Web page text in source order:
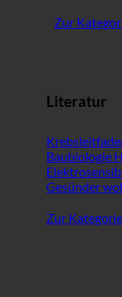
Zur
Literatur
Baubiologie
Gesünder
Zur